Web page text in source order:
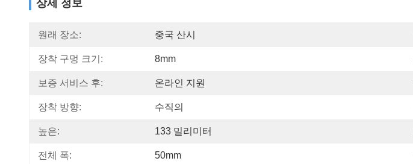
상세 정보
원래 장소: 중국 산시
장착 구멍 크기: 8mm
보증 서비스 후: 온라인 지원
장착 방향: 수직의
높은: 133 밀리미터
전체 폭: 50mm